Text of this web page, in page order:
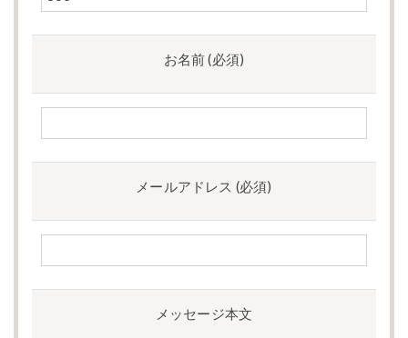
お名前 (必須)
メールアドレス (必須)
メッセージ本文